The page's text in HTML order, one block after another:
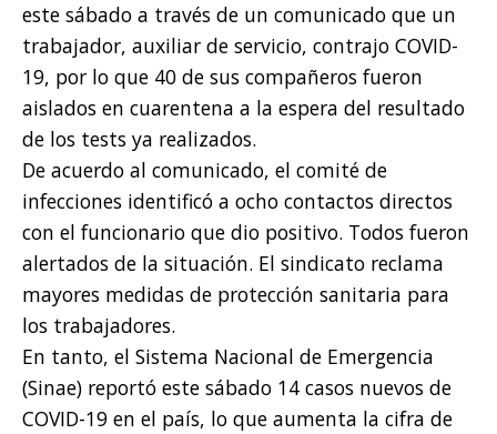
este sábado a través de un comunicado que un
trabajador, auxiliar de servicio, contrajo COVID-
19, por lo que 40 de sus compañeros fueron
aislados en cuarentena a la espera del resultado
de los tests ya realizados.
De acuerdo al comunicado, el comité de
infecciones identificó a ocho contactos directos
con el funcionario que dio positivo. Todos fueron
alertados de la situación. El sindicato reclama
mayores medidas de protección sanitaria para
los trabajadores.
En tanto, el Sistema Nacional de Emergencia
(Sinae) reportó este sábado 14 casos nuevos de
COVID-19 en el país, lo que aumenta la cifra de